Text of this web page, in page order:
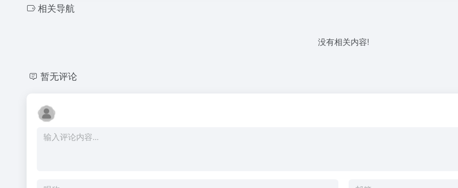
相关导航
没有相关内容!
暂无评论